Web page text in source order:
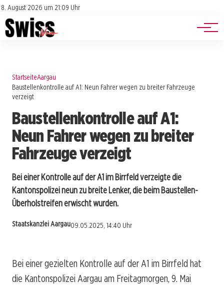
8. August 2026 um 21:09 Uhr
Impressum
Datenschutz
Jobs
Events
StartseiteAargau
Baustellenkontrolle auf A1: Neun Fahrer wegen zu breiter Fahrzeuge
verzeigt
Baustellenkontrolle auf A1:
Neun Fahrer wegen zu breiter
Fahrzeuge verzeigt
Bei einer Kontrolle auf der A1 im Birrfeld verzeigte die
Kantonspolizei neun zu breite Lenker, die beim Baustellen-
Überholstreifen erwischt wurden.
Staatskanzlei Aargau09.05.2025, 14:40 Uhr
Bei einer gezielten Kontrolle auf der A1 im Birrfeld hat
die Kantonspolizei Aargau am Freitagmorgen, 9. Mai